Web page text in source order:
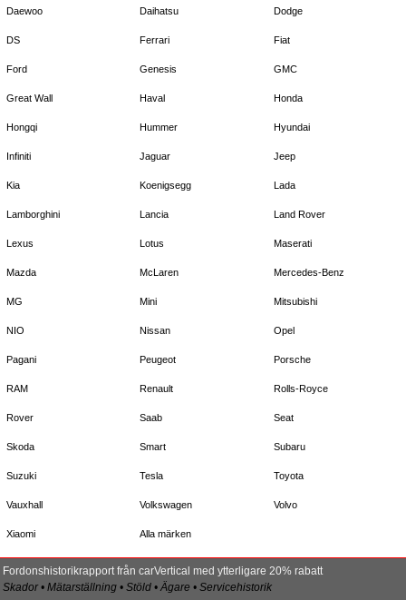
Daewoo Daihatsu Dodge
DS Ferrari Fiat
Ford Genesis GMC
Great Wall Haval Honda
Hongqi Hummer Hyundai
Infiniti Jaguar Jeep
Kia Koenigsegg Lada
Lamborghini Lancia Land Rover
Lexus Lotus Maserati
Mazda McLaren Mercedes-Benz
MG Mini Mitsubishi
NIO Nissan Opel
Pagani Peugeot Porsche
RAM Renault Rolls-Royce
Rover Saab Seat
Skoda Smart Subaru
Suzuki Tesla Toyota
Vauxhall Volkswagen Volvo
Xiaomi Alla märken
Fordonshistorikrapport från carVertical med ytterligare 20% rabatt
Skador • Mätarställning • Stöld • Ägare • Servicehistorik